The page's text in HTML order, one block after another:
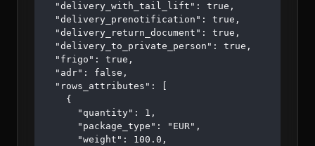
  "delivery_with_tail_lift": true,
  "delivery_prenotification": true,
  "delivery_return_document": true,
  "delivery_to_private_person": true,
  "frigo": true,
  "adr": false,
  "rows_attributes": [
    {
      "quantity": 1,
      "package_type": "EUR",
      "weight": 100.0,